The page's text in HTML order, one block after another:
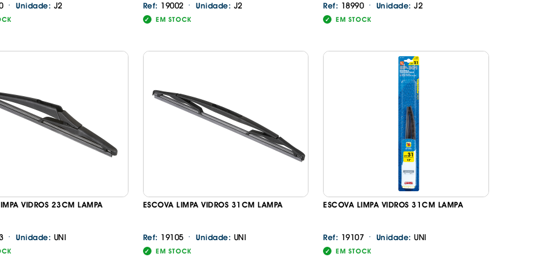
BORRACHA
BORRACHA 3D
BORRACHA
BORRACHA
· Unidade: J2 Ref: 19002 · Unidade: J2
EM STOCK
Ref: 18990 · Unidade:J2
EM STOCK
VIDROS 23CM LAMPA
· Unidade: UNI
ESCOVA LIMPA VIDROS 31CM LAMPA
Ref: 19105 · Unidade: UNI
EM STOCK
ESCOVA LIMPA VIDROS 31CM LAMPA
Ref: 19107 · Unidade:UNI
EM STOCK